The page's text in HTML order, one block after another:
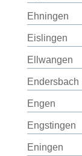
Ehningen
Eislingen
Ellwangen
Endersbach
Engen
Engstingen
Eningen